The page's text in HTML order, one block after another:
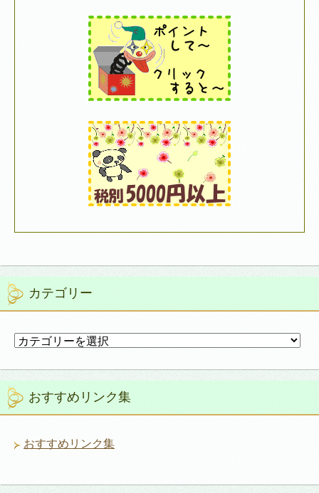
カテゴリー
カ
ゴ
リ
ー おすすめリンク集
おすすめリンク集